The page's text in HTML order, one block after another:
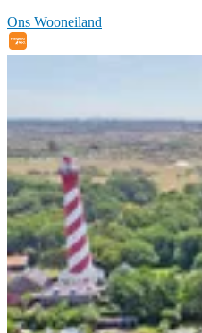
Ons Wooneiland